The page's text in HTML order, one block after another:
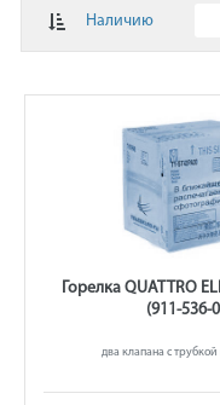
Наличию
Горелка QUATTRO
(911-536-
два клапана с